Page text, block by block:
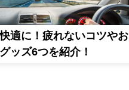
適に！疲れないコツやお
ッズ6つを紹介！